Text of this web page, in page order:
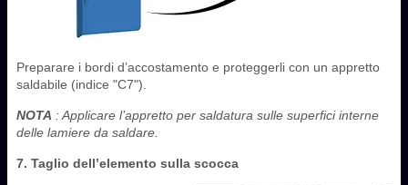
Preparare i bordi d’accostamento e proteggerli con un appretto
saldabile (indice "C7").
NOTA : Applicare l’appretto per saldatura sulle superfici interne
delle lamiere da saldare.
7. Taglio dell’elemento sulla scocca